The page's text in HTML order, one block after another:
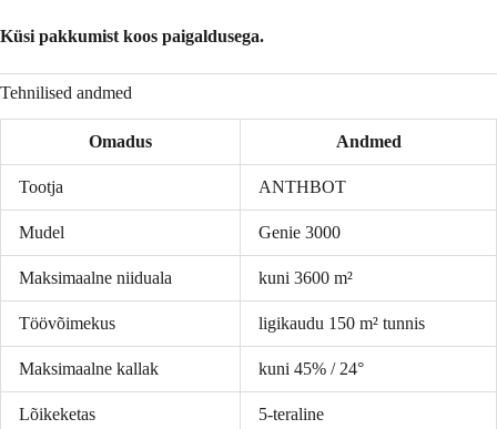
Küsi pakkumist koos paigaldusega.
Tehnilised andmed
Omadus Andmed
Tootja ANTHBOT
Mudel Genie 3000
Maksimaalne niiduala kuni 3600 m²
Töövõimekus ligikaudu 150 m² tunnis
Maksimaalne kallak kuni 45% / 24°
Lõikeketas 5-teraline